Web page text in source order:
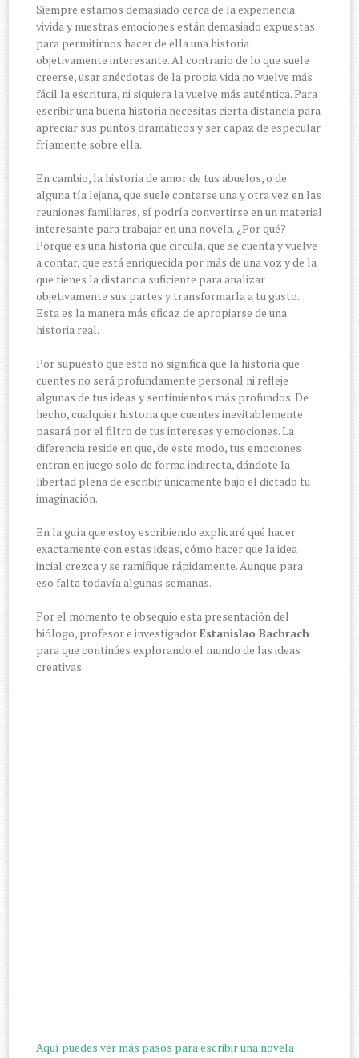
Siempre estamos demasiado cerca de la experiencia
vivida y nuestras emociones están demasiado expuestas
para permitirnos hacer de ella una historia
objetivamente interesante. Al contrario de lo que suele
creerse, usar anécdotas de la propia vida no vuelve más
fácil la escritura, ni siquiera la vuelve más auténtica. Para
escribir una buena historia necesitas cierta distancia para
apreciar sus puntos dramáticos y ser capaz de especular
fríamente sobre ella.
En cambio, la historia de amor de tus abuelos, o de
alguna tía lejana, que suele contarse una y otra vez en las
reuniones familiares, sí podría convertirse en un material
interesante para trabajar en una novela. ¿Por qué?
Porque es una historia que circula, que se cuenta y vuelve
a contar, que está enriquecida por más de una voz y de la
que tienes la distancia suficiente para analizar
objetivamente sus partes y transformarla a tu gusto.
Esta es la manera más eficaz de apropiarse de una
historia real.
Por supuesto que esto no significa que la historia que
cuentes no será profundamente personal ni refleje
algunas de tus ideas y sentimientos más profundos. De
hecho, cualquier historia que cuentes inevitablemente
pasará por el filtro de tus intereses y emociones. La
diferencia reside en que, de este modo, tus emociones
entran en juego solo de forma indirecta, dándote la
libertad plena de escribir únicamente bajo el dictado tu
imaginación.
En la guía que estoy escribiendo explicaré qué hacer
exactamente con estas ideas, cómo hacer que la idea
incial crezca y se ramifique rápidamente. Aunque para
eso falta todavía algunas semanas.
Por el momento te obsequio esta presentación del
biólogo, profesor e investigadorEstanislao Bachrach
para que continúes explorando el mundo de las ideas
creativas.
Aquí puedes ver más pasos para escribir una novela